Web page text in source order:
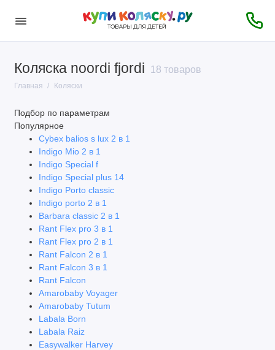
Коляска noordi fjordi 18 товаров
Главная Коляски
Классические
3 в 1
Коляски 4 в 1
Tрансформеры
Tрости
Прогулочные
Для погодок
Трехколёсные
Подбор по параметрам
Популярное
Cybex balios s lux 2 в 1
Indigo Mio 2 в 1
Indigo Special f
Indigo Special plus 14
Indigo Porto classic
Indigo porto 2 в 1
Barbara classic 2 в 1
Rant Flex pro 3 в 1
Rant Flex pro 2 в 1
Rant Falcon 2 в 1
Rant Falcon 3 в 1
Rant Falcon
Amarobaby Voyager
Amarobaby Tutum
Labala Born
Labala Raiz
Easywalker Harvey